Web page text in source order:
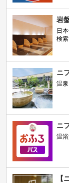
岩
日
検索
ニ
温
ニ
温
【